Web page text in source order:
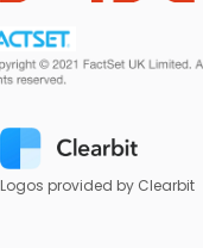
Logos provided by Clearbit